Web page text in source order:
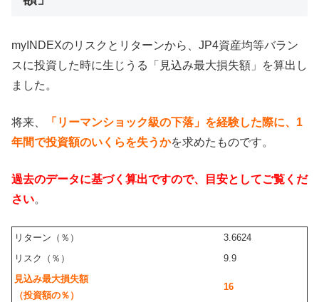
myINDEXのリスクとリターンから、JP4資産均等バラン
スに投資した時に生じうる「見込み最大損失額」を算出し
ました。
将来、
「リーマンショック級の下落」を経験した際に、1
年間で投資額のいくらを失うかを求めたものです。
過去のデータに基づく算出ですので、目安としてご覧くだ
さい。
リターン（％）
3.6624
リスク（％）
9.9
見込み最大損失額
（投資額の％）
16